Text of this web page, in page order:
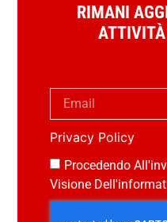
RIMANI
ATTIVITÀ
Privacy Policy
Procedendo
Visione